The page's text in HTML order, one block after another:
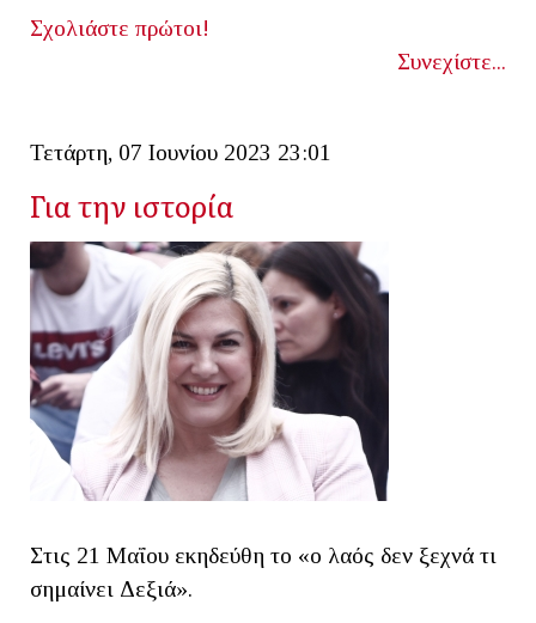
Σχολιάστε πρώτοι!
Συνεχίστε...
Τετάρτη, 07 Ιουνίου 2023 23:01
Για την ιστορία
Στις 21 Μαΐου εκηδεύθη το «ο λαός δεν ξεχνά τι
σημαίνει Δεξιά».